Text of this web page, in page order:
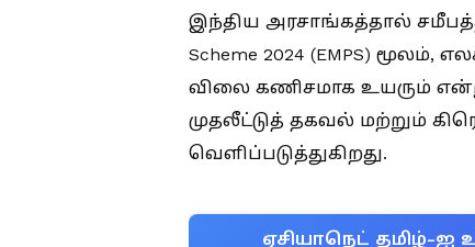
இந்திய அரசாங்கத்தால்
Scheme 2024 (EMPS)
விலை கணிசமாக உயரும்
முதலீட்டுத் தகவல் மற்றும்
வெளிப்படுத்துகிறது.
ஏசியாநெட் தமிழ்-